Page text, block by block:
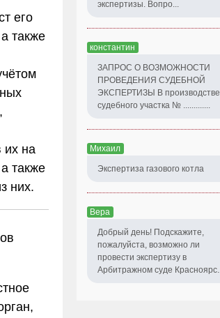
его
также
их на
также
них.
экспертизы. Вопро...
константин
ЗАПРОС О ВОЗМОЖНОСТИ
ПРОВЕДЕНИЯ СУДЕБНОЙ
ЭКСПЕРТИЗЫ В производстве
судебного участка № .............
Михаил
Экспертиза газового котла
Вера
Добрый день! Подскажите,
пожалуйста, возможно ли
провести экспертизу в
Арбитражном суде Красноярс...